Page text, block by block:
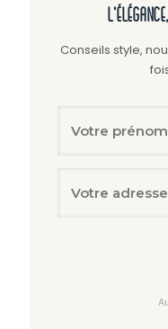
Conseils style,